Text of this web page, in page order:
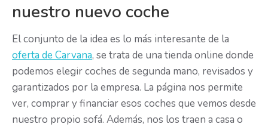
nuestro nuevo coche
El conjunto de la idea es lo más interesante de la
oferta de Carvana, se trata de una tienda online donde
podemos elegir coches de segunda mano, revisados y
garantizados por la empresa. La página nos permite
ver, comprar y financiar esos coches que vemos desde
nuestro propio sofá. Además, nos los traen a casa o